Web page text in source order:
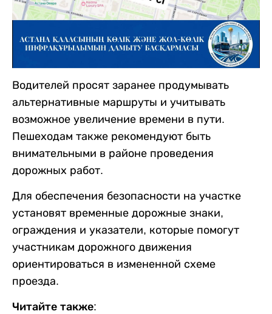
Водителей просят заранее продумывать
альтернативные маршруты и учитывать
возможное увеличение времени в пути.
Пешеходам также рекомендуют быть
внимательными в районе проведения
дорожных работ.
Для обеспечения безопасности на участке
установят временные дорожные знаки,
ограждения и указатели, которые помогут
участникам дорожного движения
ориентироваться в измененной схеме
проезда.
Читайте также: